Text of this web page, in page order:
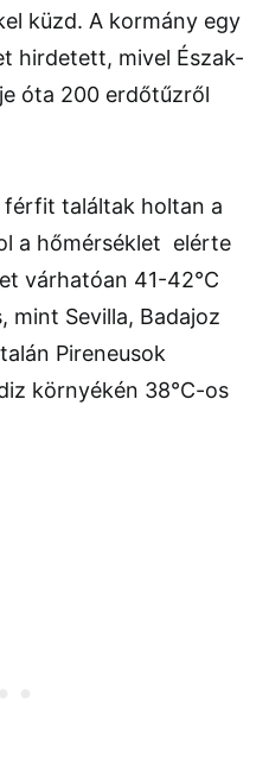
küzd. A kormány egy
hirdetett, mivel Észak-
óta 200 erdőtűzről
férfit találtak holtan a
a hőmérséklet elérte
várhatóan 41-42°C
mint Sevilla, Badajoz
Pireneusok
környékén 38°C-os